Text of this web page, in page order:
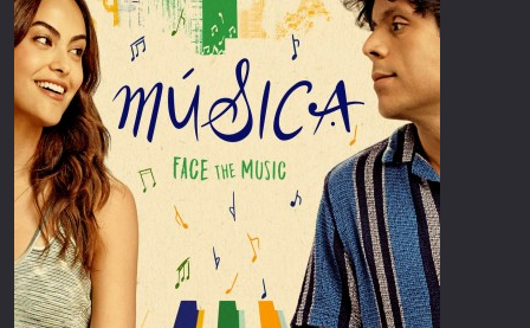
Θρίλερ
Ιστορικές
Καταστροφής
Κλασσικές